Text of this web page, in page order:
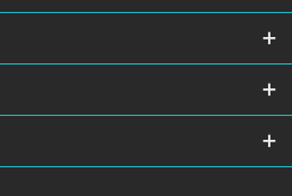
sind Pflichtfelder.
Senden